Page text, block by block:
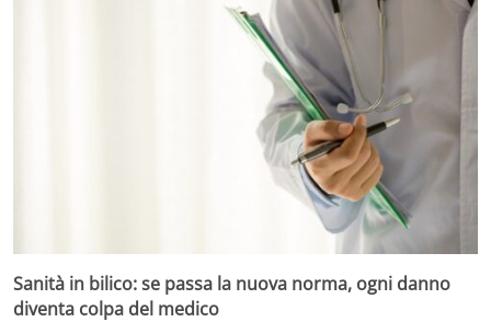
Sanità in bilico: se passa la nuova norma, ogni danno
diventa colpa del medico